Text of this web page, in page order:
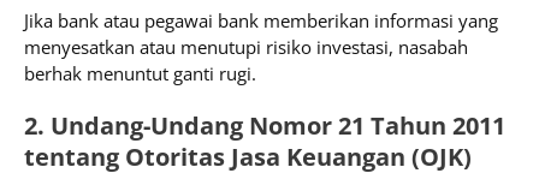
Jika bank atau pegawai bank memberikan informasi yang
menyesatkan atau menutupi risiko investasi, nasabah
berhak menuntut ganti rugi.
2. Undang-Undang Nomor 21 Tahun 2011
tentang Otoritas Jasa Keuangan (OJK)